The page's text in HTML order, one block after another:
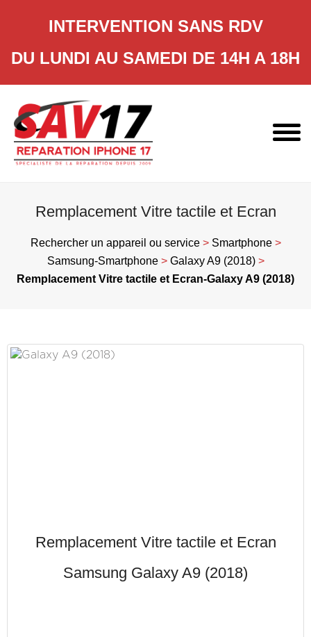
INTERVENTION SANS RDV
DU LUNDI AU SAMEDI DE 14H A 18H
content
Remplacement Vitre tactile et Ecran
Rechercher un appareil ou service> Smartphone>
Samsung-Smartphone> Galaxy A9 (2018)>
Remplacement Vitre tactile et Ecran-Galaxy A9 (2018)
Remplacement Vitre tactile et Ecran
Samsung Galaxy A9 (2018)